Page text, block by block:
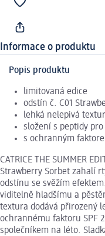
Informace o produktu
Popis produktu
limitovaná edice
odstín č. C01
lehká nelepivá
složení s peptidy
s ochranným
CATRICE THE SUMMER
Strawberry Sorbet zahalí
odstínu se svěžím
viditelně hladšímu a
textura dodává přirozený
ochrannému faktoru SPF
společníkem na léto.